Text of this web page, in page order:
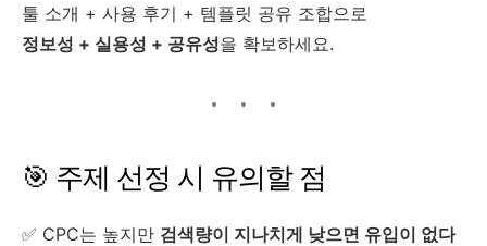
툴 소개 + 사용 후기 + 템플릿 공유 조합으로
정보성 + 실용성 + 공유성을 확보하세요.
🎯 주제 선정 시 유의할 점
✅ CPC는 높지만 검색량이 지나치게 낮으면 유입이 없다